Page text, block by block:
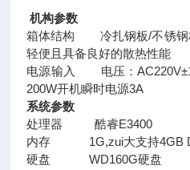
机构参数
箱体结构 冷扎钢板/不锈钢
轻便且具备良好的散热性能
电源输入 电压：
200W开机瞬时电源3A
系统参数
处理器 酷睿E3400
内存 1G,zui大支持4GB
硬盘 WD160G硬盘